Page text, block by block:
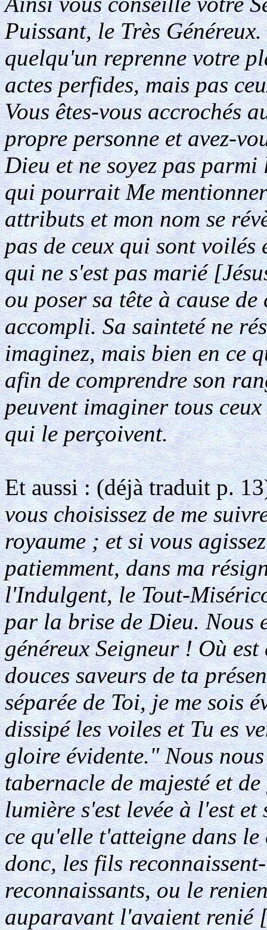
Puissant, le Très
quelqu'un reprenne votre
actes perfides, mais pas
Vous êtes-vous accrochés
propre personne et avez-
Dieu et ne soyez pas
qui pourrait Me
attributs et mon nom se
pas de ceux qui sont
qui ne s'est pas marié
ou poser sa tête à cause
accompli. Sa sainteté ne
imaginez, mais bien en ce
afin de comprendre son
peuvent imaginer tous
qui le perçoivent.
Et aussi : (déjà traduit p.
vous choisissez de me
royaume ; et si vous
patiemment, dans ma
l'Indulgent, le Tout-
par la brise de Dieu. Nous
généreux Seigneur ! Où
douces saveurs de ta
séparée de Toi, je me sois
dissipé les voiles et Tu es
gloire évidente." Nous
tabernacle de majesté et
lumière s'est levée à l'est
ce qu'elle t'atteigne dans
donc, les fils
reconnaissants, ou le
auparavant l'avaient renié